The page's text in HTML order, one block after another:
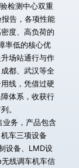
检测中心双重
告，各项性能
度、高负荷的
率低的核心优
场站通行与作
都、武汉等全
线，凭借过硬
体系，收获行
。
车三项设备
设备、LMD设
线调车机车信